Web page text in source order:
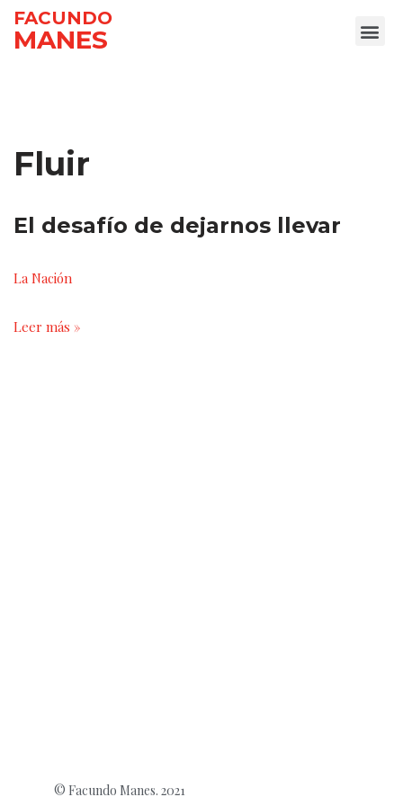
Ir
FACUNDO
MANES
Fluir
El desafío de dejarnos llevar
La Nación
Leer más »
© Facundo Manes. 2021